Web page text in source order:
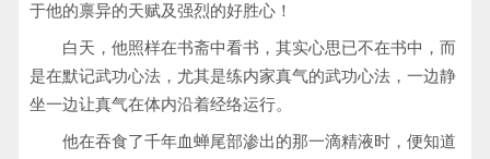
于他的禀异的天赋及强烈的好胜心！
白天，他照样在书斋中看书，其实心思已不在书中，而
是在默记武功心法，尤其是练内家真气的武功心法，一边静
坐一边让真气在体内沿着经络运行。
他在吞食了千年血蝉尾部渗出的那一滴精液时，便知道